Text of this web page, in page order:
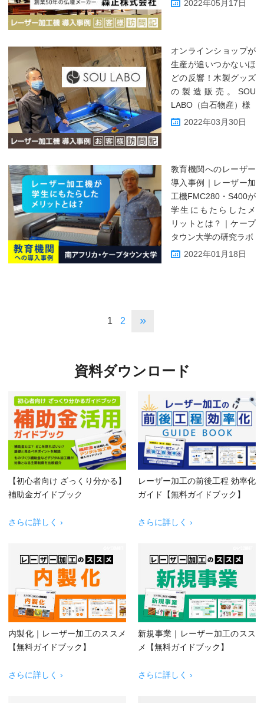
2022年05月17日
オンラインショップが
生産が追いつかないほ
どの反響！木製グッズ
の製造販売。SOU
LABO（白石物産）様
2022年03月30日
教育機関へのレーザー
導入事例｜レーザー加
工機FMC280・S400が
学生にもたらしたメ
リットとは？｜ケープ
タウン大学の研究ラボ
2022年01月18日
1 2 »
資料ダウンロード
【初心者向け ざっくり分かる】
補助金ガイドブック
さらに詳しく ›
レーザー加工の前後工程 効率化
ガイド【無料ガイドブック】
さらに詳しく ›
内製化｜レーザー加工のススメ
【無料ガイドブック】
さらに詳しく ›
新規事業｜レーザー加工のスス
メ【無料ガイドブック】
さらに詳しく ›